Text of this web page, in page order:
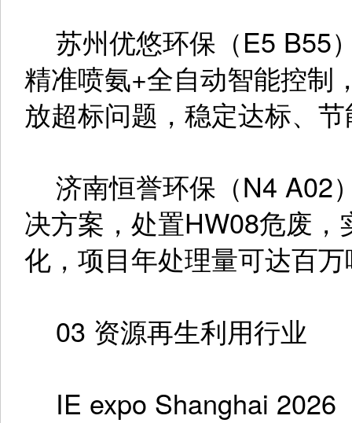
苏州优悠环保（E5 B55
精准喷氨+全自动智能控制
放超标问题，稳定达标、
济南恒誉环保（N4 A02
决方案，处置HW08危废
化，项目年处理量可达百
03 资源再生利用行业
IE expo Shanghai 2026